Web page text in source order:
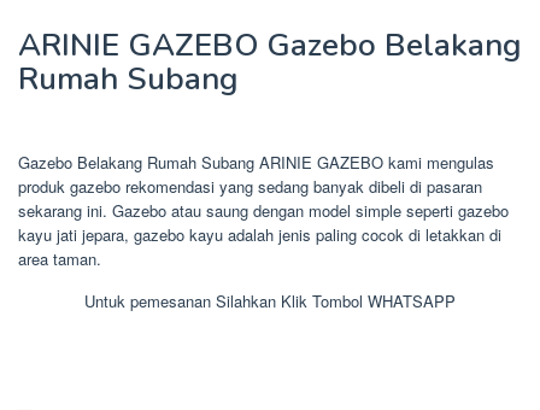
ARINIE GAZEBO Gazebo Belakang
Rumah Subang
Gazebo Belakang Rumah Subang ARINIE GAZEBO kami mengulas
produk gazebo rekomendasi yang sedang banyak dibeli di pasaran
sekarang ini. Gazebo atau saung dengan model simple seperti gazebo
kayu jati jepara, gazebo kayu adalah jenis paling cocok di letakkan di
area taman.
Untuk pemesanan Silahkan Klik Tombol WHATSAPP